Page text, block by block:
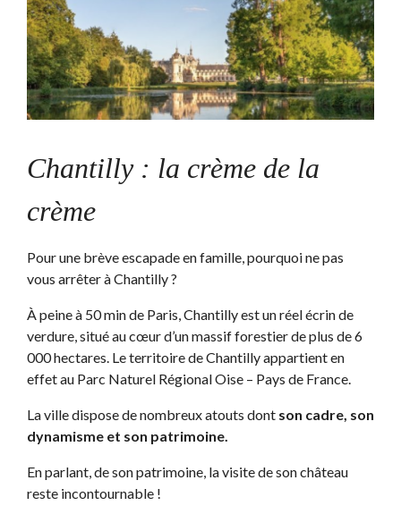
Chantilly : la crème de la
crème
Pour une brève escapade en famille, pourquoi ne pas
vous arrêter à Chantilly ?
À peine à 50 min de Paris, Chantilly est un réel écrin de
verdure, situé au cœur d’un massif forestier de plus de 6
000 hectares. Le territoire de Chantilly appartient en
effet au Parc Naturel Régional Oise – Pays de France.
La ville dispose de nombreux atouts dont son cadre, son
dynamisme et son patrimoine.
En parlant, de son patrimoine, la visite de son château
reste incontournable !